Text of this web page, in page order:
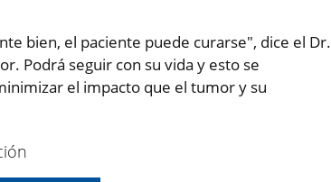
bien, el paciente puede curarse", dice el Dr.
Podrá seguir con su vida y esto se
el impacto que el tumor y su